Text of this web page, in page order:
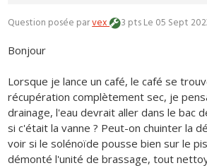
Question posée parvex 3 ptsLe 05 Sept
Bonjour
Lorsque je lance un café, le café se
récupération complètement sec, je
drainage, l'eau devrait aller dans le bac
si c'était la vanne ? Peut-on chuinter la
voir si le solénoïde pousse bien sur le
démonté l'unité de brassage, tout